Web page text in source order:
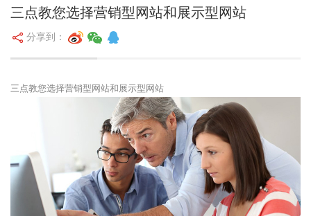
三点教您选择营销型网站和展示型网站
分享到：
三点教您选择营销型网站和展示型网站